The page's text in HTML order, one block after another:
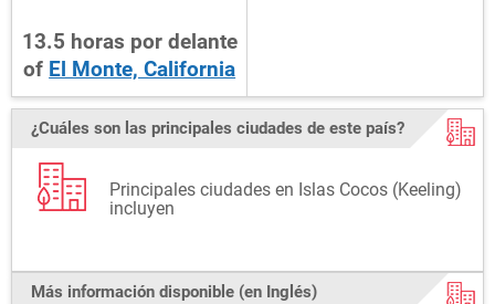
13.5 horas por delante
of El Monte, California
¿Cuáles son las principales ciudades de este país?
Principales ciudades en Islas Cocos (Keeling)
incluyen
Más información disponible (en Inglés)